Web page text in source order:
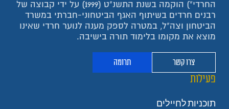
החרדי") הוקמה בשנת התשנ"ט (1999) על ידי קבוצה של
רבנים חרדים בשיתוף האגף הביטחוני-חברתי במשרד
הביטחון וצה"ל, במטרה לספק מענה לנוער חרדי שאינו
מוצא את מקומו בלימוד תורה בישיבה.
צרו קשר תרומה
פעילות
תוכניות לחיילים